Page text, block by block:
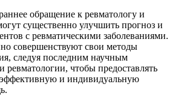
обращение к ревматологу и
существенно улучшить прогноз и
с ревматическими заболеваниями.
совершенствуют свои методы
следуя последним научным
ревматологии, чтобы предоставлять
и индивидуальную